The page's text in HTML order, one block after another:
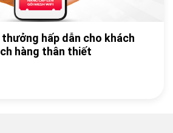
hấp dẫn cho khách
hàng thân thiết